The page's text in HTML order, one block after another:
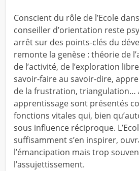
Conscient du rôle de l’Ecole
conseiller d’orientation reste
arrêt sur des points-clés du
remonte la genèse : théorie de
de l’activité, de l’exploration
savoir-faire au savoir-dire,
de la frustration, triangulation…
apprentissage sont présentés
fonctions vitales qui, bien
sous influence réciproque.
suffisamment s’en inspirer,
l’émancipation mais trop
l’assujettissement.